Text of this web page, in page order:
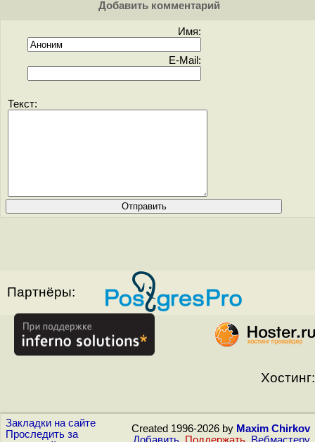
Добавить комментарий
Имя:
E-Mail:
Текст:
Партнёры:
Хостинг:
Закладки на сайте
Проследить за
Created 1996-2026 by Maxim Chirkov